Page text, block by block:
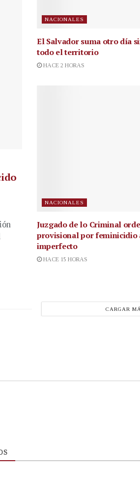
NACIONALES
El Salvador suma otro día
todo el territorio
HACE 2 HORAS
NACIONALES
Juzgado de lo Criminal
provisional por feminicidio
imperfecto
HACE 15 HORAS
CARGAR